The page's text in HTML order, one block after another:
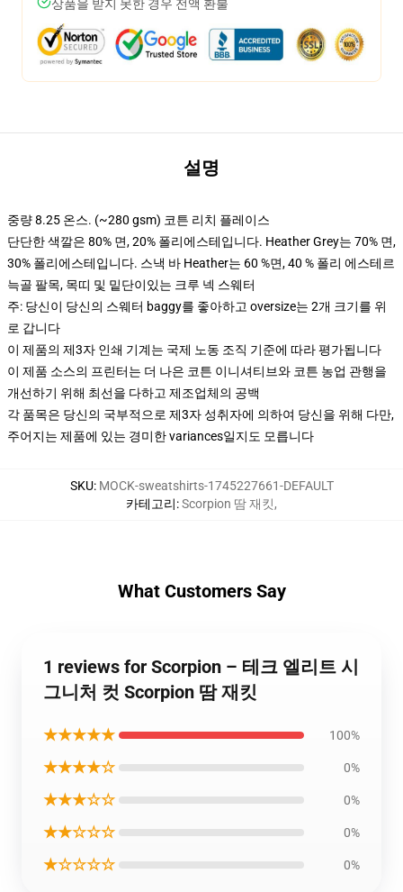
상품을 받지 못한 경우 전액 환불
설명
중량 8.25 온스. (~280 gsm) 코튼 리치 플레이스
단단한 색깔은 80% 면, 20% 폴리에스테입니다. Heather Grey는 70% 면,
30% 폴리에스테입니다. 스낵 바 Heather는 60 %면, 40 % 폴리 에스테르
늑골 팔목, 목띠 및 밑단이있는 크루 넥 스웨터
주: 당신이 당신의 스웨터 baggy를 좋아하고 oversize는 2개 크기를 위
로 갑니다
이 제품의 제3자 인쇄 기계는 국제 노동 조직 기준에 따라 평가됩니다
이 제품 소스의 프린터는 더 나은 코튼 이니셔티브와 코튼 농업 관행을
개선하기 위해 최선을 다하고 제조업체의 공백
각 품목은 당신의 국부적으로 제3자 성취자에 의하여 당신을 위해 다만,
주어지는 제품에 있는 경미한 variances일지도 모릅니다
SKU: MOCK-sweatshirts-1745227661-DEFAULT
카테고리:Scorpion 땀 재킷,
What Customers Say
1 reviews for Scorpion – 테크 엘리트 시
그니처 컷 Scorpion 땀 재킷
★★★★★ 100%
★★★★☆ 0%
★★★☆☆ 0%
★★☆☆☆ 0%
★☆☆☆☆ 0%